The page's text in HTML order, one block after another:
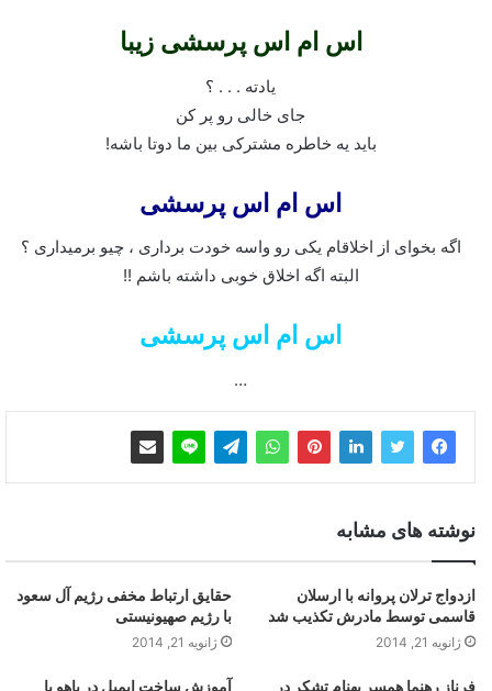
اس ام اس پرسشی زیبا
یادته . . . ؟
جای خالی رو پر کن
باید یه خاطره مشترکی بین ما دوتا باشه!
اس ام اس پرسشی
اگه بخوای از اخلاقام یکی رو واسه خودت برداری ، چیو برمیداری ؟
البته اگه اخلاق خوبی داشته باشم !!
اس ام اس پرسشی
…
نوشته های مشابه
ازدواج ترلان پروانه با ارسلان
قاسمی توسط مادرش تکذیب شد
ژانویه 21, 2014
حقایق ارتباط مخفی رژیم آل سعود
با رژیم صهیونیستی
ژانویه 21, 2014
فرناز رهنما همسر بهنام تشکر در آموزش ساخت ایمیل در یاهو با